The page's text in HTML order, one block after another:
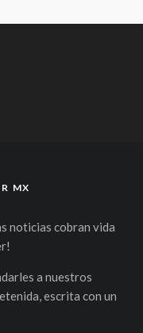
MX
noticias cobran vida
a nuestros
escrita con un